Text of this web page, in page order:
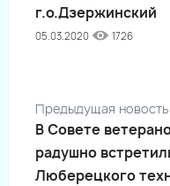
г.о.Дзержинский
05.03.2020 1726
Предыдущая
В Совете
радушно
Люберецкого